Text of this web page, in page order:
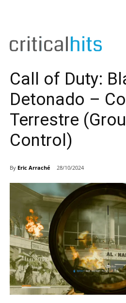
Call of Duty:
Detonado –
Terrestre
Control)
By Eric Arraché 28/10/2024